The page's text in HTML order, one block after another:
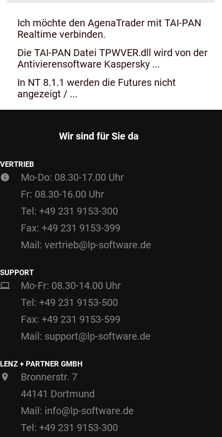
Ich möchte den AgenaTrader mit TAI-PAN
Realtime verbinden.
Die TAI-PAN Datei TPWVER.dll wird von der
Antivierensoftware Kaspersky ...
In NT 8.1.1 werden die Futures nicht
angezeigt / ...
Wir sind für Sie da
VERTRIEB
Mo-Do: 08.30-17.00 Uhr
Fr: 08.30-16.00 Uhr
Tel: +49 231 9153-300
Fax: +49 231 9153-399
Mail: vertrieb@lp-software.de
SUPPORT
Mo-Fr: 08.30-14.00 Uhr
Tel: +49 231 9153-500
Fax: +49 231 9153-599
Mail: support@lp-software.de
LENZ + PARTNER GMBH
Bronnerstr. 7
44141 Dortmund
Mail: info@lp-software.de
Tel: +49 231 9153-300